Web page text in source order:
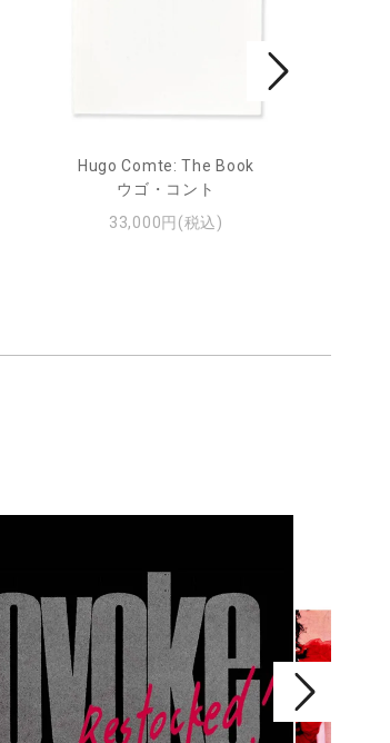
Hugo Comte: The Book
ウゴ・コント
33,000円(税込)